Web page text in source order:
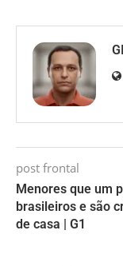
post frontal
Menores que um
brasileiros e são
de casa | G1